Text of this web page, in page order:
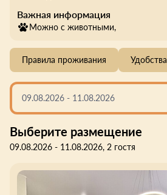
Важная информация
Можно с животными,
Правила проживания Удобства
09.08.2026 - 11.08.2026
Выберите размещение
09.08.2026 - 11.08.2026, 2 гостя